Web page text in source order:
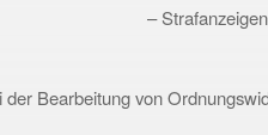
–
der Bearbeitung von